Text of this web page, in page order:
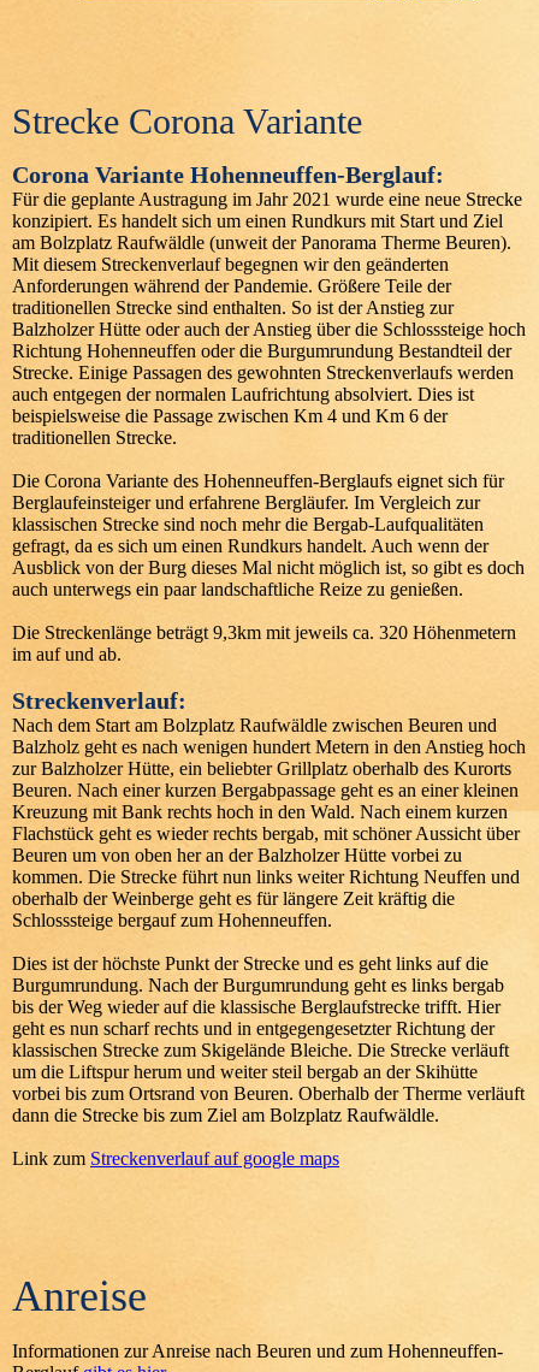
Strecke Corona Variante
Corona Variante Hohenneuffen-Berglauf:
Für die geplante Austragung im Jahr 2021 wurde eine neue Strecke
konzipiert. Es handelt sich um einen Rundkurs mit Start und Ziel
am Bolzplatz Raufwäldle (unweit der Panorama Therme Beuren).
Mit diesem Streckenverlauf begegnen wir den geänderten
Anforderungen während der Pandemie. Größere Teile der
traditionellen Strecke sind enthalten. So ist der Anstieg zur
Balzholzer Hütte oder auch der Anstieg über die Schlosssteige hoch
Richtung Hohenneuffen oder die Burgumrundung Bestandteil der
Strecke. Einige Passagen des gewohnten Streckenverlaufs werden
auch entgegen der normalen Laufrichtung absolviert. Dies ist
beispielsweise die Passage zwischen Km 4 und Km 6 der
traditionellen Strecke.
Die Corona Variante des Hohenneuffen-Berglaufs eignet sich für
Berglaufeinsteiger und erfahrene Bergläufer. Im Vergleich zur
klassischen Strecke sind noch mehr die Bergab-Laufqualitäten
gefragt, da es sich um einen Rundkurs handelt. Auch wenn der
Ausblick von der Burg dieses Mal nicht möglich ist, so gibt es doch
auch unterwegs ein paar landschaftliche Reize zu genießen.
Die Streckenlänge beträgt 9,3km mit jeweils ca. 320 Höhenmetern
im auf und ab.
Streckenverlauf:
Nach dem Start am Bolzplatz Raufwäldle zwischen Beuren und
Balzholz geht es nach wenigen hundert Metern in den Anstieg hoch
zur Balzholzer Hütte, ein beliebter Grillplatz oberhalb des Kurorts
Beuren. Nach einer kurzen Bergabpassage geht es an einer kleinen
Kreuzung mit Bank rechts hoch in den Wald. Nach einem kurzen
Flachstück geht es wieder rechts bergab, mit schöner Aussicht über
Beuren um von oben her an der Balzholzer Hütte vorbei zu
kommen. Die Strecke führt nun links weiter Richtung Neuffen und
oberhalb der Weinberge geht es für längere Zeit kräftig die
Schlosssteige bergauf zum Hohenneuffen.
Dies ist der höchste Punkt der Strecke und es geht links auf die
Burgumrundung. Nach der Burgumrundung geht es links bergab
bis der Weg wieder auf die klassische Berglaufstrecke trifft. Hier
geht es nun scharf rechts und in entgegengesetzter Richtung der
klassischen Strecke zum Skigelände Bleiche. Die Strecke verläuft
um die Liftspur herum und weiter steil bergab an der Skihütte
vorbei bis zum Ortsrand von Beuren. Oberhalb der Therme verläuft
dann die Strecke bis zum Ziel am Bolzplatz Raufwäldle.
Link zum Streckenverlauf auf google maps
Anreise
Informationen zur Anreise nach Beuren und zum Hohenneuffen-